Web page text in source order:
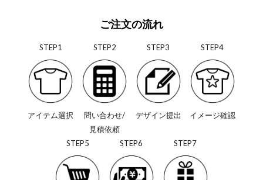
ご注文の流れ
STEP1
アイテム選択
STEP2
問い合わせ/
見積依頼
STEP3
デザイン提出
STEP4
イメージ確認
STEP5 STEP6 STEP7